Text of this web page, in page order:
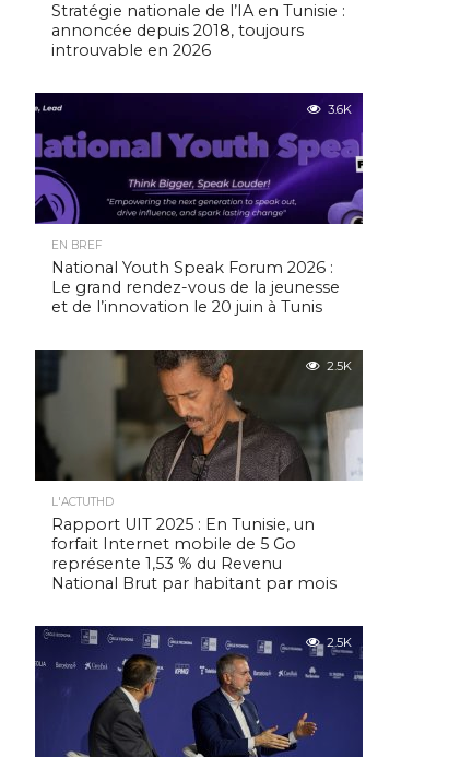
Stratégie nationale de l’IA en Tunisie :
annoncée depuis 2018, toujours
introuvable en 2026
3.6K
EN BREF
National Youth Speak Forum 2026 :
Le grand rendez-vous de la jeunesse
et de l’innovation le 20 juin à Tunis
2.5K
L'ACTUTHD
Rapport UIT 2025 : En Tunisie, un
forfait Internet mobile de 5 Go
représente 1,53 % du Revenu
National Brut par habitant par mois
2.5K